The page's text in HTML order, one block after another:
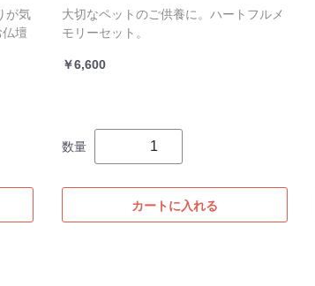
が気
壇
大切なペットのご供養に。ハートフルメ
モリーセット。
￥6,600
数量
カートに入れる